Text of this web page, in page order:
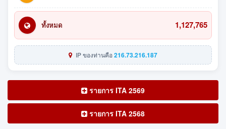
ทั้งหมด 1,127,765
IP ของท่านคือ216.73.216.187
รายการ ITA 2569
รายการ ITA 2568